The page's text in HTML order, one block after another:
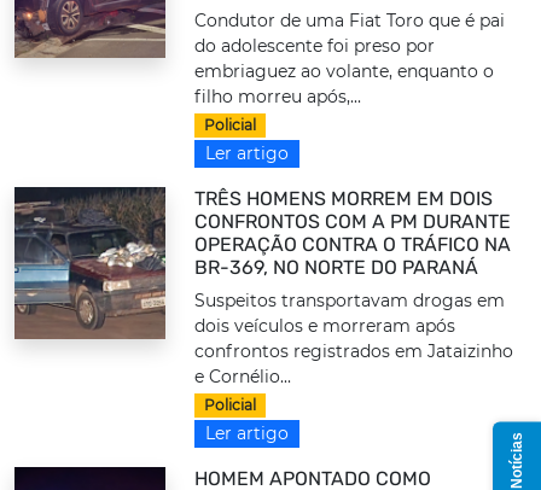
Condutor de uma Fiat Toro que é pai
do adolescente foi preso por
embriaguez ao volante, enquanto o
filho morreu após,...
Policial
Ler artigo
TRÊS HOMENS MORREM EM DOIS
CONFRONTOS COM A PM DURANTE
OPERAÇÃO CONTRA O TRÁFICO NA
BR-369, NO NORTE DO PARANÁ
Suspeitos transportavam drogas em
dois veículos e morreram após
confrontos registrados em Jataizinho
e Cornélio...
Policial
Ler artigo
HOMEM APONTADO COMO